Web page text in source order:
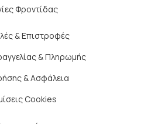
Φροντίδας
& Επιστροφές
& Πληρωμής
& Ασφάλεια
Cookies